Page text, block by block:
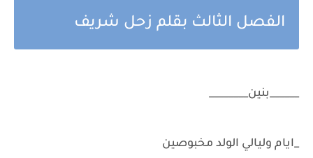
الفصل الثالث بقلم زحل شريف
______بنين________
_ايام وليالي الولد مخبوصين